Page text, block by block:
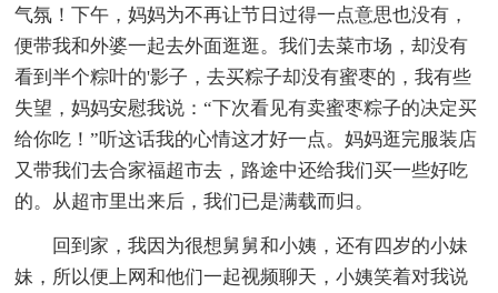
气氛！下午，妈妈为不再让节日过得一点意思也没有，
便带我和外婆一起去外面逛逛。我们去菜市场，却没有
看到半个粽叶的'影子，去买粽子却没有蜜枣的，我有些
失望，妈妈安慰我说：“下次看见有卖蜜枣粽子的决定买
给你吃！”听这话我的心情这才好一点。妈妈逛完服装店
又带我们去合家福超市去，路途中还给我们买一些好吃
的。从超市里出来后，我们已是满载而归。
回到家，我因为很想舅舅和小姨，还有四岁的小妹
妹，所以便上网和他们一起视频聊天，小姨笑着对我说